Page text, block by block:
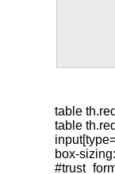
table
table
box-